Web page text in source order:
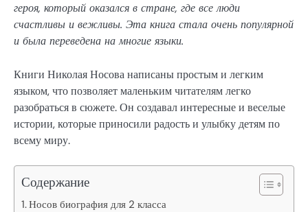
героя, который оказался в стране, где все люди
счастливы и вежливы. Эта книга стала очень популярной
и была переведена на многие языки.
Книги Николая Носова написаны простым и легким
языком, что позволяет маленьким читателям легко
разобраться в сюжете. Он создавал интересные и веселые
истории, которые приносили радость и улыбку детям по
всему миру.
Содержание
Носов биография для 2 класса